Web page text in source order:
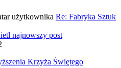
Re: Fabryka Sztuk
najnowszy post
Krzyża Świętego